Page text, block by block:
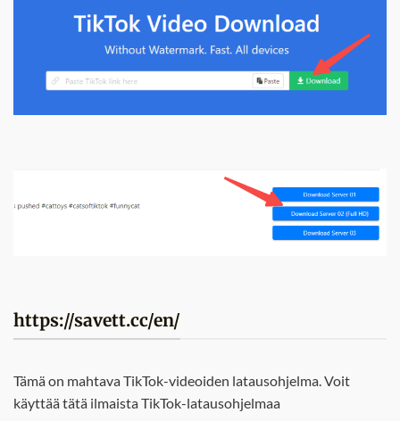
https://savett.cc/en/
Tämä on mahtava TikTok-videoiden latausohjelma. Voit
käyttää tätä ilmaista TikTok-latausohjelmaa